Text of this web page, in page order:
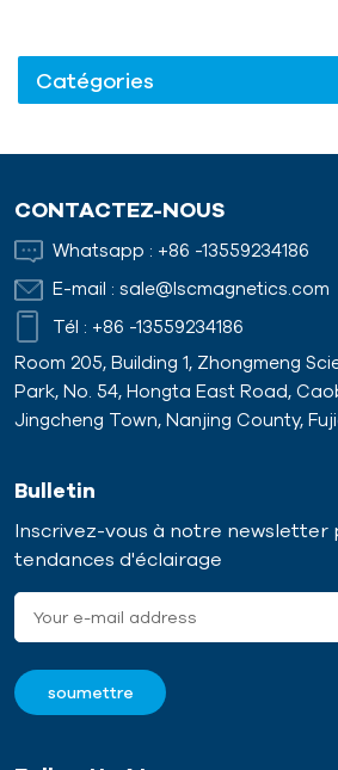
Catégories
CONTACTEZ-NOUS
Whatsapp : +86 -13559234186
E-mail : sale@lscmagnetics.com
Tél : +86 -13559234186
Room 205, Building 1, Zhongmeng
Park, No. 54, Hongta East Road,
Jingcheng Town, Nanjing County,
Bulletin
Inscrivez-vous à notre newsletter
tendances d'éclairage